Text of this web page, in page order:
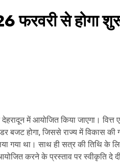
फरवरी से होगा
में आयोजित किया जाएगा। वित्त
बजट होगा, जिससे राज्य में विकास
गया था। साथ ही सत्र की तिथि के
करने के प्रस्ताव पर स्वीकृति दे